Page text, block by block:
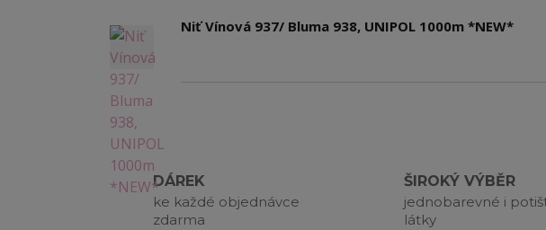
Niť Vínová 937/ Bluma 938, UNIPOL 1000m *NEW*
DÁREK
ke každé objednávce
zdarma
ŠIROKÝ VÝBĚR
jednobarevné i
látky